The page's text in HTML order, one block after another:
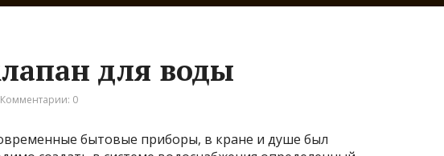
для воды
Комментарии: 0
бытовые приборы, в кране и душе был